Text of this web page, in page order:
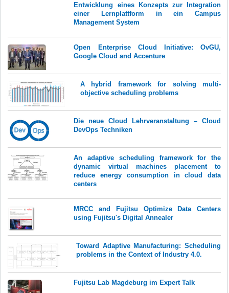
Entwicklung eines Konzepts zur Integration
einer Lernplattform in ein Campus
Management System
Open Enterprise Cloud Initiative: OvGU,
Google Cloud and Accenture
A hybrid framework for solving multi-
objective scheduling problems
Die neue Cloud Lehrveranstaltung – Cloud
DevOps Techniken
An adaptive scheduling framework for the
dynamic virtual machines placement to
reduce energy consumption in cloud data
centers
MRCC and Fujitsu Optimize Data Centers
using Fujitsu's Digital Annealer
Toward Adaptive Manufacturing: Scheduling
problems in the Context of Industry 4.0.
Fujitsu Lab Magdeburg im Expert Talk